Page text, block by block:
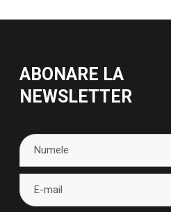
ABONARE LA
NEWSLETTER